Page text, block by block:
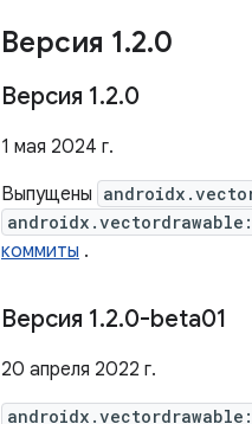
Версия 1.2.0
Версия 1.2.0
1 мая 2024 г.
Выпущены
коммиты .
Версия 1.2.0-beta01
20 апреля 2022 г.